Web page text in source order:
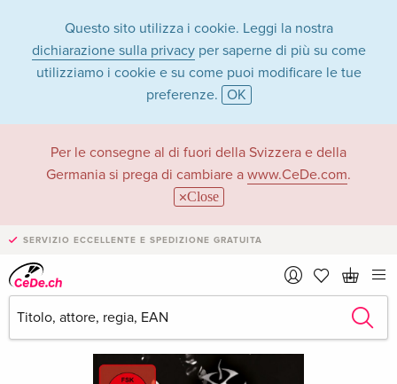
Questo sito utilizza i cookie. Leggi la nostra
dichiarazione sulla privacyper saperne di più su come
utilizziamo i cookie e su come puoi modificare le tue
preferenze. OK
Per le consegne al di fuori della Svizzera e della
Germania si prega di cambiare a www.CeDe.com.
Close
SERVIZIO ECCELLENTE E SPEDIZIONE GRATUITA